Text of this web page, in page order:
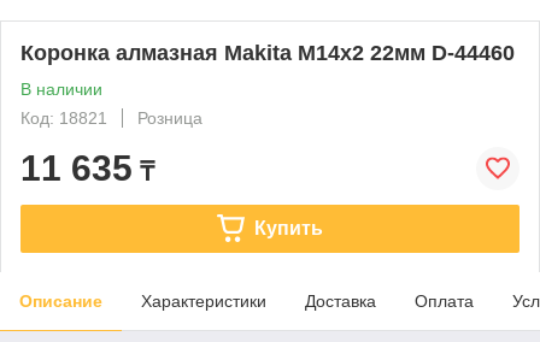
Коронка алмазная Makita M14x2 22мм D-44460
В наличии
Код: 18821
Розница
11 635 ₸
Купить
Описание Характеристики Доставка Оплата